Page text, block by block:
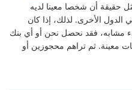
حقيقة أن شخصا معينا لديه
الدول الأخرى. لذلك، إذا كان
فقد نحصل نحن أو أي بنك
معينة. ثم تراهم محجوزين أو